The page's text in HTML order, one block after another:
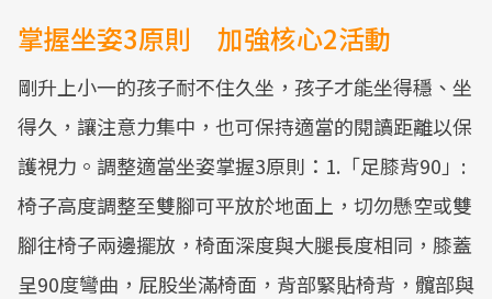
掌握坐姿3原則 加強核心2活動
剛升上小一的孩子耐不住久坐，孩子才能坐得穩、坐
得久，讓注意力集中，也可保持適當的閱讀距離以保
護視力。調整適當坐姿掌握3原則：1.「足膝背90」:
椅子高度調整至雙腳可平放於地面上，切勿懸空或雙
腳往椅子兩邊擺放，椅面深度與大腿長度相同，膝蓋
呈90度彎曲，屁股坐滿椅面，背部緊貼椅背，髖部與